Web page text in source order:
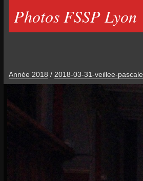
Photos FSSP Lyon
Année 2018 / 2018-03-31-veillee-pascale